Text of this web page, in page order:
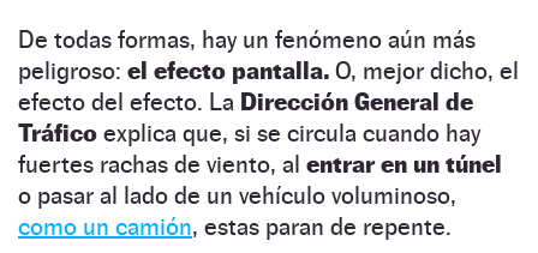
De todas formas, hay un fenómeno aún más
peligroso: el efecto pantalla. O, mejor dicho, el
efecto del efecto. La Dirección General de
Tráfico explica que, si se circula cuando hay
fuertes rachas de viento, al entrar en un túnel
o pasar al lado de un vehículo voluminoso,
como un camión, estas paran de repente.